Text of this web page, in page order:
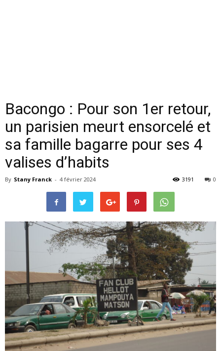
Bacongo : Pour son 1er retour,
un parisien meurt ensorcelé et
sa famille bagarre pour ses 4
valises d’habits
By Stany Franck - 4 février 2024 0
3191